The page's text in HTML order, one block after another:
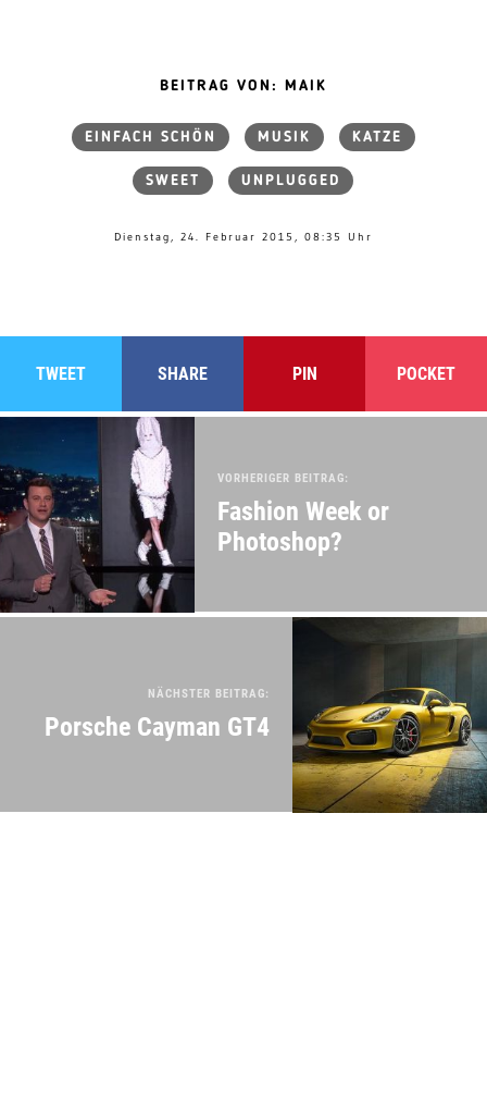
BEITRAG VON: MAIK
EINFACH SCHÖN MUSIK KATZE
SWEET UNPLUGGED
Dienstag, 24. Februar 2015, 08:35 Uhr
TWEET SHARE PIN POCKET
VORHERIGER BEITRAG:
Fashion Week or
Photoshop?
NÄCHSTER BEITRAG:
Porsche Cayman GT4